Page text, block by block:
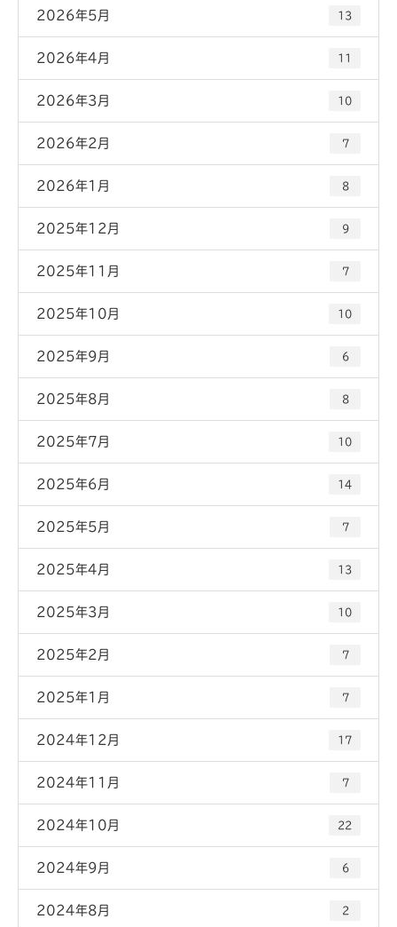
2026年5月 13
2026年4月 11
2026年3月 10
2026年2月 7
2026年1月 8
2025年12月 9
2025年11月 7
2025年10月 10
2025年9月 6
2025年8月 8
2025年7月 10
2025年6月 14
2025年5月 7
2025年4月 13
2025年3月 10
2025年2月 7
2025年1月 7
2024年12月 17
2024年11月 7
2024年10月 22
2024年9月 6
2024年8月 2